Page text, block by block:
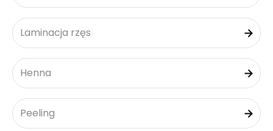
Laminacja rzęs
Henna
Peeling